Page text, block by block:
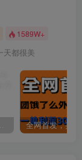
1589W+
天都很美
八一网创【VIP会员专属交流群】